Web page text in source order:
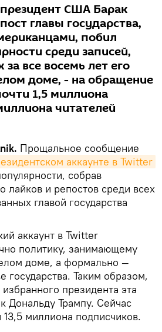
США Барак
главы государства,
побил
среди записей,
все восемь лет его
доме, - на обращение
1,5 миллиона
читателей
Прощальное сообщение
аккаунте в Twitter
собрав
лайков и репостов среди всех
главой государства
аккаунт в Twitter
политику, занимающему
доме, а формально —
государства. Таким образом,
президента эта
Дональду Трампу. Сейчас
миллиона подписчиков.